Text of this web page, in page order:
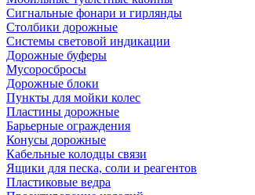
Сигнальные фонари и гирлянды
Столбики дорожные
Системы световой индикации
Дорожные буферы
Мусоросбросы
Дорожные блоки
Пункты для мойки колес
Пластины дорожные
Барьерные ограждения
Конусы дорожные
Кабельные колодцы связи
Ящики для песка, соли и реагентов
Пластиковые ведра